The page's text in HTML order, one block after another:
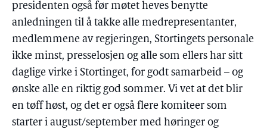
presidenten også før møtet heves benytte
anledningen til å takke alle medrepresentanter,
medlemmene av regjeringen, Stortingets personale
ikke minst, presselosjen og alle som ellers har sitt
daglige virke i Stortinget, for godt samarbeid – og
ønske alle en riktig god sommer. Vi vet at det blir
en tøff høst, og det er også flere komiteer som
starter i august/september med høringer og